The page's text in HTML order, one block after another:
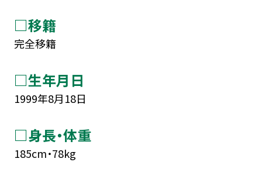
□移籍
完全移籍
□生年月日
1999年8月18日
□身長・体重
185cm・78kg